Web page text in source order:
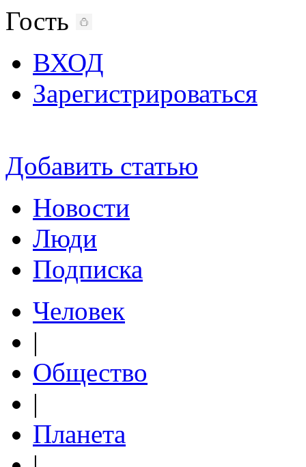
Гость
ВХОД
Зарегистрироваться
Добавить статью
Новости
Люди
Подписка
Человек
|
Общество
|
Планета